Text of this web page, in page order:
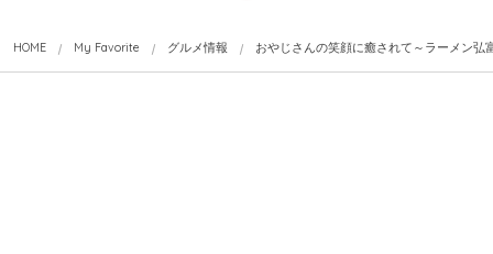
HOME My Favorite グルメ情報 おやじさんの笑顔に癒されて～ラーメン弘